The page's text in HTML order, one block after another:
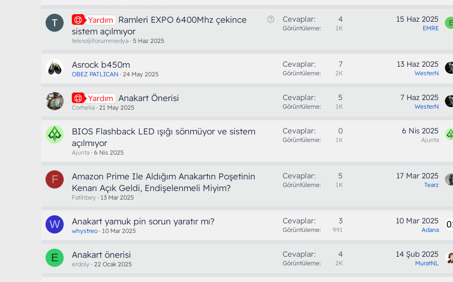
Yardım
Ramleri EXPO 6400Mhz çekince
sistem açılmıyor
teknoljiforummedya 5 Haz 2025
Cevaplar 4
Görüntüleme 1K
15 Haz 2025
EMRE
E
Asrock b450m
OBEZ PATLICAN 24 May 2025
Cevaplar 7
Görüntüleme 2K
13 Haz 2025
WesterN
Yardım Anakart Önerisi
Corhelia 21 May 2025
Cevaplar 5
Görüntüleme 1K
7 Haz 2025
WesterN
BIOS Flashback LED ışığı sönmüyor ve sistem
açılmıyor
Ajunta 6 Nis 2025
Cevaplar 0
Görüntüleme 1K
6 Nis 2025
Ajunta
F
Amazon Prime Ile Aldığım Anakartın Poşetinin
Kenarı Açık Geldi, Endişelenmeli Miyim?
Fatihbey 13 Mar 2025
Cevaplar 5
Görüntüleme 1K
17 Mar 2025
Tearz
W Anakart yamuk pin sorun yaratır mı?
whystreo 10 Mar 2025
Cevaplar 3
Görüntüleme 991
10 Mar 2025
Adana
E Anakart önerisi
erdoly 22 Ocak 2025
Cevaplar 4
Görüntüleme 2K
14 Şub 2025
MuratNL